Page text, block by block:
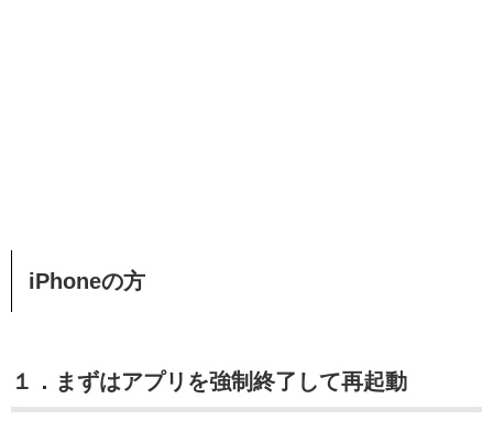
iPhoneの方
１．まずはアプリを強制終了して再起動